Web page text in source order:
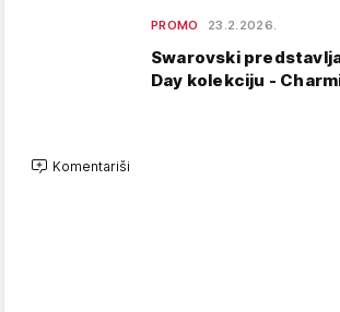
PROMO 23.2.2026.
Swarovski
Day kolekciju -
Komentariši